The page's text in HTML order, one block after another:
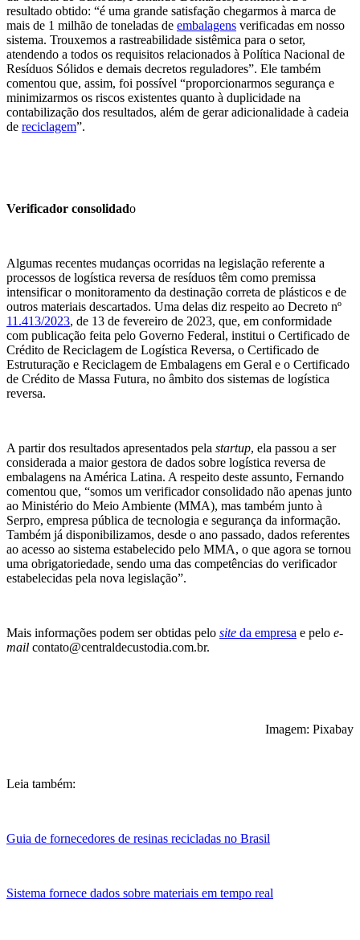
resultado obtido: “é uma grande satisfação chegarmos à marca de
mais de 1 milhão de toneladas de embalagens verificadas em nosso
sistema. Trouxemos a rastreabilidade sistêmica para o setor,
atendendo a todos os requisitos relacionados à Política Nacional de
Resíduos Sólidos e demais decretos reguladores”. Ele também
comentou que, assim, foi possível “proporcionarmos segurança e
minimizarmos os riscos existentes quanto à duplicidade na
contabilização dos resultados, além de gerar adicionalidade à cadeia
de reciclagem”.
Verificador consolidado
Algumas recentes mudanças ocorridas na legislação referente a
processos de logística reversa de resíduos têm como premissa
intensificar o monitoramento da destinação correta de plásticos e de
outros materiais descartados. Uma delas diz respeito ao Decreto nº
11.413/2023, de 13 de fevereiro de 2023, que, em conformidade
com publicação feita pelo Governo Federal, institui o Certificado de
Crédito de Reciclagem de Logística Reversa, o Certificado de
Estruturação e Reciclagem de Embalagens em Geral e o Certificado
de Crédito de Massa Futura, no âmbito dos sistemas de logística
reversa.
A partir dos resultados apresentados pela startup, ela passou a ser
considerada a maior gestora de dados sobre logística reversa de
embalagens na América Latina. A respeito deste assunto, Fernando
comentou que, “somos um verificador consolidado não apenas junto
ao Ministério do Meio Ambiente (MMA), mas também junto à
Serpro, empresa pública de tecnologia e segurança da informação.
Também já disponibilizamos, desde o ano passado, dados referentes
ao acesso ao sistema estabelecido pelo MMA, o que agora se tornou
uma obrigatoriedade, sendo uma das competências do verificador
estabelecidas pela nova legislação”.
Mais informações podem ser obtidas pelo site da empresa e pelo e-
mail contato@centraldecustodia.com.br.
Imagem: Pixabay
Leia também:
Guia de fornecedores de resinas recicladas no Brasil
Sistema fornece dados sobre materiais em tempo real